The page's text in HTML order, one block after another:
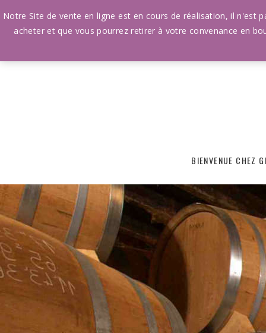
BIENVENUE CHEZ
Notre Site de vente en ligne est en cours de réalisation, il n'est
acheter et que vous pourrez retirer à votre convenance en